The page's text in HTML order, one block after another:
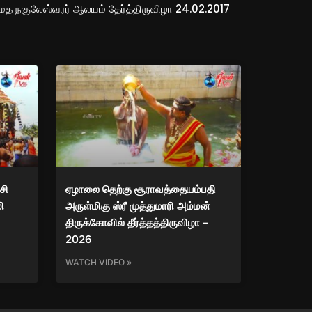
நகுலேஸ்வரர் ஆலயம் தேர்த்திருவிழா 24.02.2017
ஏழாலை தெற்கு சூராவத்தையம்பதி
அருள்மிகு ஸ்ரீ முத்துமாரி அம்மன்
திருக்கோவில் தீர்த்தத்திருவிழா –
2026
WATCH VIDEO »